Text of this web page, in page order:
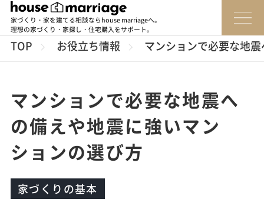
家づくり・家を建てる相談ならhouse marriageへ。
理想の家づくり・家探し・住宅購入をサポート。
TOP お役立ち情報 マンションで必要な地
マンションで必要な地震へ
の備えや地震に強いマン
ションの選び方
家づくりの基本